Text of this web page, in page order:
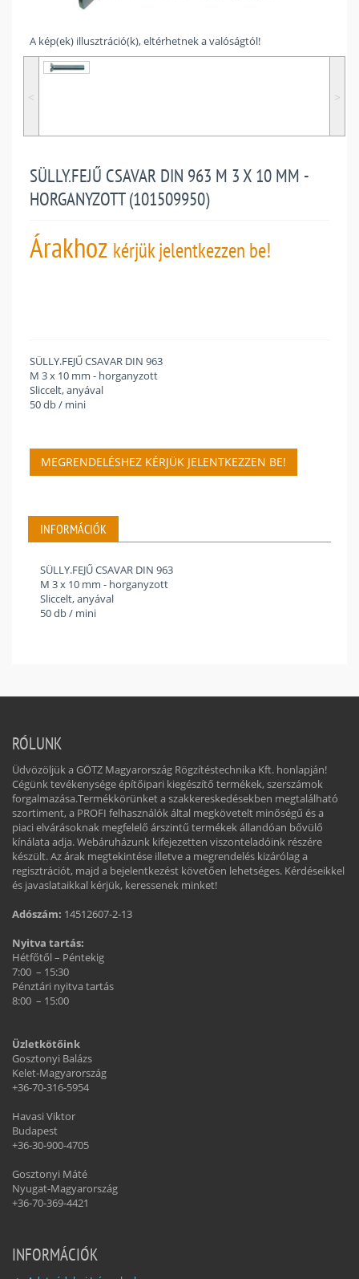
A kép(ek) illusztráció(k), eltérhetnek a valóságtól!
˂ ˃
SÜLLY.FEJŰ CSAVAR DIN 963 M 3 X 10 MM -
HORGANYZOTT (101509950)
Árakhoz kérjük jelentkezzen be!
SÜLLY.FEJŰ CSAVAR DIN 963
M 3 x 10 mm - horganyzott
Sliccelt, anyával
50 db / mini
MEGRENDELÉSHEZ KÉRJÜK JELENTKEZZEN BE!
INFORMÁCIÓK
SÜLLY.FEJŰ CSAVAR DIN 963
M 3 x 10 mm - horganyzott
Sliccelt, anyával
50 db / mini
RÓLUNK
Üdvözöljük a GÖTZ Magyarország Rögzítéstechnika Kft. honlapján!
Cégünk tevékenysége építőipari kiegészítő termékek, szerszámok
forgalmazása.Termékkörünket a szakkereskedésekben megtalálható
szortiment, a PROFI felhasználók által megkövetelt minőségű és a
piaci elvárásoknak megfelelő árszintű termékek állandóan bővülő
kínálata adja. Webáruházunk kifejezetten viszonteladóink részére
készült. Az árak megtekintése illetve a megrendelés kizárólag a
regisztrációt, majd a bejelentkezést követően lehetséges. Kérdéseikkel
és javaslataikkal kérjük, keressenek minket!
Adószám: 14512607-2-13
Nyitva tartás:
Hétfőtől – Péntekig
7:00 – 15:30
Pénztári nyitva tartás
8:00 – 15:00
Üzletkötőink
Gosztonyi Balázs
Kelet-Magyarország
+36-70-316-5954
Havasi Viktor
Budapest
+36-30-900-4705
Gosztonyi Máté
Nyugat-Magyarország
+36-70-369-4421
INFORMÁCIÓK